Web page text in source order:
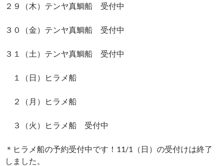
２９（木）テンヤ真鯛船 受付中
３０（金）テンヤ真鯛船 受付中
３１（土）テンヤ真鯛船 受付中
１（日）ヒラメ船
２（月）ヒラメ船
３（火）ヒラメ船 受付中
＊ヒラメ船の予約受付中です！11/1（日）の受付けは終了
しました。